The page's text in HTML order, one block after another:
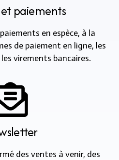
paiements
en espèce, à la
de paiement en ligne, les
virements bancaires.
des ventes à venir, des